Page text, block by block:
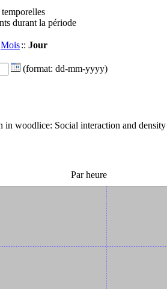
durant la période
Mois:: Jour
(format: dd-mm-yyyy)
in woodlice: Social interaction and
Par heure